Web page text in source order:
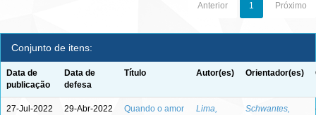
Anterior 1 Próximo
Conjunto de itens:
Data de
publicação
Data de
defesa
Título Autor(es) Orientador(es)
27-Jul-2022 29-Abr-2022
Quando o amor
Lima,
Schwantes,